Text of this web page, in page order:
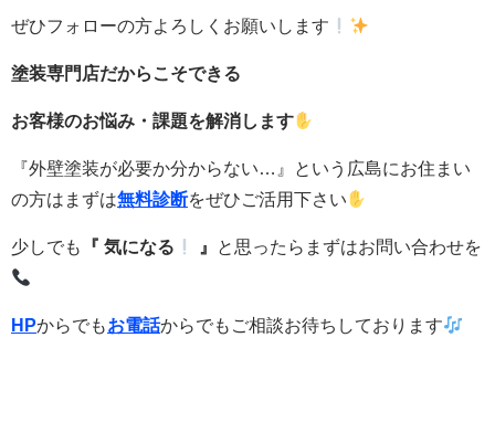
ぜひフォローの方よろしくお願いします
塗装専門店だからこそできる
お客様のお悩み・課題を解消します
『外壁塗装が必要か分からない…』という広島にお住まい
の方はまずは無料診断をぜひご活用下さい
少しでも 『 気になる 』 と思ったらまずはお問い合わせを
HPからでもお電話からでもご相談お待ちしております